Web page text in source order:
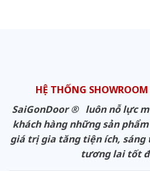
HỆ THỐNG
SaiGonDoor ® luôn nỗ lực
khách hàng những sản
giá trị gia tăng tiện ích, sáng
tương lai tốt